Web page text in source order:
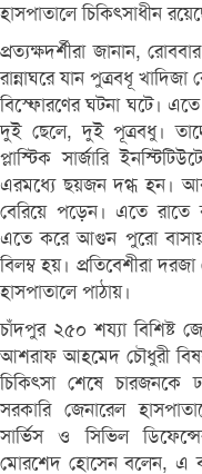
হাসপাতালে চিকিৎসাধীন
প্রত্যক্ষদর্শীরা জানান,
রান্নাঘরে যান পুত্রবধূ
বিস্ফোরণের ঘটনা ঘটে।
দুই ছেলে, দুই পূত্রবধু।
প্লাস্টিক সার্জারি
এরমধ্যে ছয়জন দগ্ধ হন।
বেরিয়ে পড়েন। এতে রাতে
এতে করে আগুন পুরো বাসায়
বিলম্ব হয়। প্রতিবেশীরা
হাসপাতালে পাঠায়।
চাঁদপুর ২৫০ শয্যা বিশিষ্ট
আশরাফ আহমেদ চৌধুরী
চিকিৎসা শেষে চারজনকে
সরকারি জেনারেল
সার্ভিস ও সিভিল
মোরশেদ হোসেন বলেন, এ